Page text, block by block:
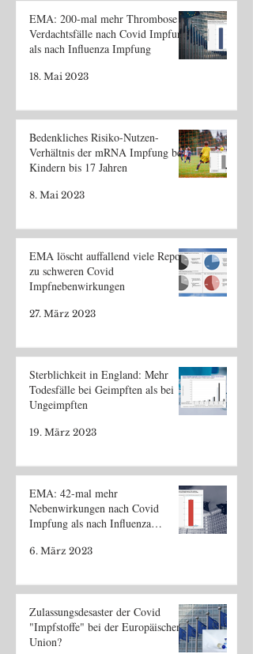
EMA: 200-mal mehr Thrombose
Verdachtsfälle nach Covid Impfung
als nach Influenza Impfung
18. Mai 2023
Bedenkliches Risiko-Nutzen-
Verhältnis der mRNA Impfung bei
Kindern bis 17 Jahren
8. Mai 2023
EMA löscht auffallend viele Reports
zu schweren Covid
Impfnebenwirkungen
27. März 2023
Sterblichkeit in England: Mehr
Todesfälle bei Geimpften als bei
Ungeimpften
19. März 2023
EMA: 42-mal mehr
Nebenwirkungen nach Covid
Impfung als nach Influenza
6. März 2023
Zulassungsdesaster der Covid
"Impfstoffe" bei der Europäischen
Union?